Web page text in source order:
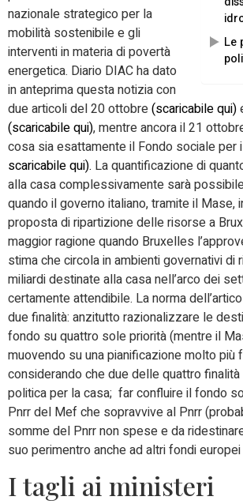
Le
nazionale strategico per la
mobilità sostenibile e gli
interventi in materia di povertà
energetica. Diario DIAC ha dato
in anteprima questa notizia con
due articoli del 20 ottobre(scaricabile qui)
(scaricabile qui), mentre ancora il 21
cosa sia esattamente il Fondo sociale per
scaricabile qui). La quantificazione di
alla casa complessivamente sarà
quando il governo italiano, tramite il Mase,
proposta di ripartizione delle risorse a
maggior ragione quando Bruxelles
stima che circola in ambienti governativi di
miliardi destinate alla casa nell’arco dei
certamente attendibile. La norma
due finalità: anzitutto razionalizzare le
fondo su quattro sole priorità (mentre il
muovendo su una pianificazione molto più
considerando che due delle quattro finalità
politica per la casa; far confluire il fondo
Pnrr del Mef che sopravvive al Pnrr
somme del Pnrr non spese e da
suo perimentro anche ad altri fondi
I tagli ai ministeri